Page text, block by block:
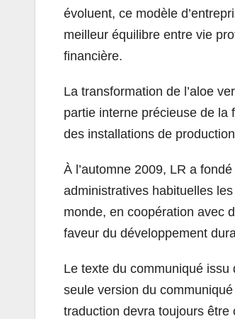
évoluent, ce modèle
meilleur équilibre entre vie
financière.
La transformation de l’aloe
partie interne précieuse de la
des installations de
À l’automne 2009, LR a
administratives habituelles
monde, en coopération avec
faveur du développement
Le texte du communiqué issu
seule version du
traduction devra toujours